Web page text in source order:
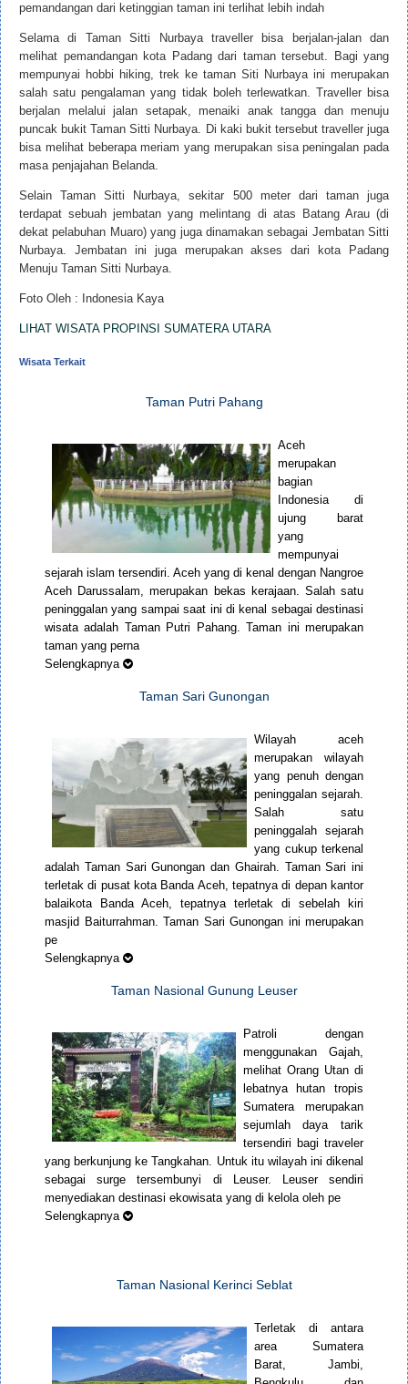
pemandangan dari ketinggian taman ini terlihat lebih indah
Selama di Taman Sitti Nurbaya traveller bisa berjalan-jalan dan
melihat pemandangan kota Padang dari taman tersebut. Bagi yang
mempunyai hobbi hiking, trek ke taman Siti Nurbaya ini merupakan
salah satu pengalaman yang tidak boleh terlewatkan. Traveller bisa
berjalan melalui jalan setapak, menaiki anak tangga dan menuju
puncak bukit Taman Sitti Nurbaya. Di kaki bukit tersebut traveller juga
bisa melihat beberapa meriam yang merupakan sisa peningalan pada
masa penjajahan Belanda.
Selain Taman Sitti Nurbaya, sekitar 500 meter dari taman juga
terdapat sebuah jembatan yang melintang di atas Batang Arau (di
dekat pelabuhan Muaro) yang juga dinamakan sebagai Jembatan Sitti
Nurbaya. Jembatan ini juga merupakan akses dari kota Padang
Menuju Taman Sitti Nurbaya.
Foto Oleh : Indonesia Kaya
LIHAT WISATA PROPINSI SUMATERA UTARA
Wisata Terkait
Taman Putri Pahang
Aceh
merupakan
bagian
Indonesia di
ujung barat
yang
mempunyai
sejarah islam tersendiri. Aceh yang di kenal dengan Nangroe
Aceh Darussalam, merupakan bekas kerajaan. Salah satu
peninggalan yang sampai saat ini di kenal sebagai destinasi
wisata adalah Taman Putri Pahang. Taman ini merupakan
taman yang perna
Selengkapnya
Taman Sari Gunongan
Wilayah aceh
merupakan wilayah
yang penuh dengan
peninggalan sejarah.
Salah satu
peninggalah sejarah
yang cukup terkenal
adalah Taman Sari Gunongan dan Ghairah. Taman Sari ini
terletak di pusat kota Banda Aceh, tepatnya di depan kantor
balaikota Banda Aceh, tepatnya terletak di sebelah kiri
masjid Baiturrahman. Taman Sari Gunongan ini merupakan
pe
Selengkapnya
Taman Nasional Gunung Leuser
Patroli dengan
menggunakan Gajah,
melihat Orang Utan di
lebatnya hutan tropis
Sumatera merupakan
sejumlah daya tarik
tersendiri bagi traveler
yang berkunjung ke Tangkahan. Untuk itu wilayah ini dikenal
sebagai surge tersembunyi di Leuser. Leuser sendiri
menyediakan destinasi ekowisata yang di kelola oleh pe
Selengkapnya
Taman Nasional Kerinci Seblat
Terletak di antara
area Sumatera
Barat, Jambi,